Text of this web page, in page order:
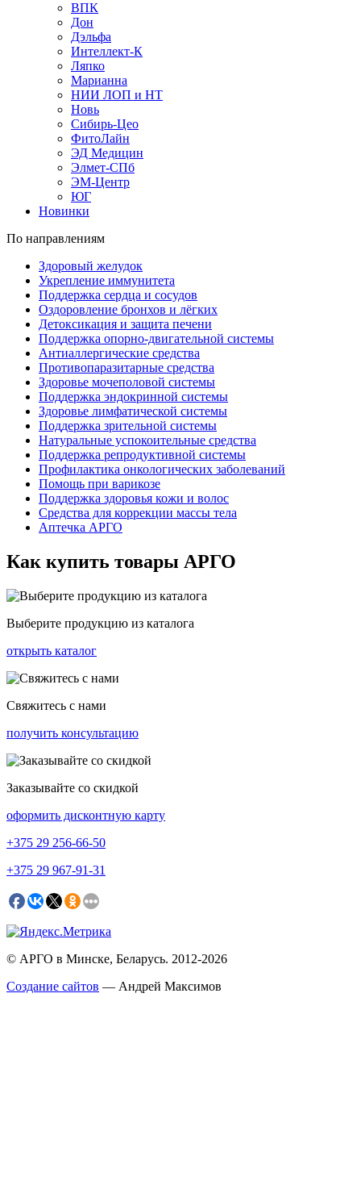
ВПК
Дон
Дэльфа
Интеллект-К
Ляпко
Марианна
НИИ ЛОП и НТ
Новь
Сибирь-Цео
ФитоЛайн
ЭД Медицин
Элмет-СПб
ЭМ-Центр
ЮГ
Новинки
По направлениям
Здоровый желудок
Укрепление иммунитета
Поддержка сердца и сосудов
Оздоровление бронхов и лёгких
Детоксикация и защита печени
Поддержка опорно-двигательной системы
Антиаллергические средства
Противопаразитарные средства
Здоровье мочеполовой системы
Поддержка эндокринной системы
Здоровье лимфатической системы
Поддержка зрительной системы
Натуральные успокоительные средства
Поддержка репродуктивной системы
Профилактика онкологических заболеваний
Помощь при варикозе
Поддержка здоровья кожи и волос
Средства для коррекции массы тела
Аптечка АРГО
Как купить товары АРГО
Выберите продукцию из каталога
открыть каталог
Свяжитесь с нами
получить консультацию
Заказывайте со скидкой
оформить дисконтную карту
+375 29 256-66-50
+375 29 967-91-31
© АРГО в Минске, Беларусь. 2012-2026
Создание сайтов — Андрей Максимов